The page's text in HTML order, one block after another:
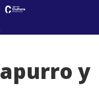
y